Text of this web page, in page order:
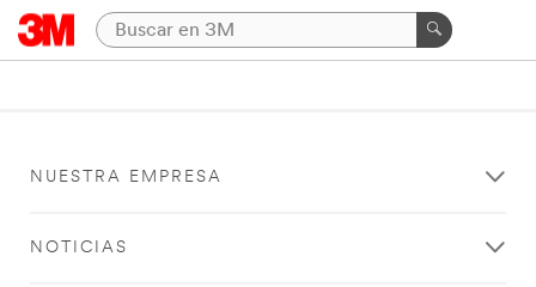
NUESTRA EMPRESA
NOTICIAS